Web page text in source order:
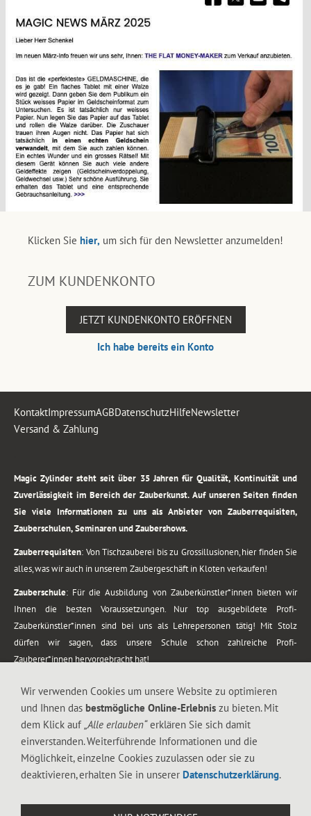
Klicken Sie hier, um sich für den Newsletter anzumelden!
ZUM KUNDENKONTO
JETZT KUNDENKONTO ERÖFFNEN
Ich habe bereits ein Konto
KontaktImpressumAGBDatenschutzHilfeNewsletter
Versand & Zahlung
Magic Zylinder steht seit über 35 Jahren für Qualität, Kontinuität und
Zuverlässigkeit im Bereich der Zauberkunst. Auf unseren Seiten finden
Sie viele Informationen zu uns als Anbieter von Zauberrequisiten,
Zauberschulen, Seminaren und Zaubershows.
Zauberrequisiten: Von Tischzauberei bis zu Grossillusionen, hier finden Sie
alles, was wir auch in unserem Zaubergeschäft in Kloten verkaufen!
Zauberschule: Für die Ausbildung von Zauberkünstler*innen bieten wir
Ihnen die besten Voraussetzungen. Nur top ausgebildete Profi-
Zauberkünstler*innen sind bei uns als Lehrepersonen tätig! Mit Stolz
dürfen wir sagen, dass unsere Schule schon zahlreiche Profi-
Zauberer*innen hervorgebracht hat!
vom Kinderprogramm bis zur Tischzauberei. Lassen Sie sich faszinieren von
meiner Zauber-Sprech-Show, angerührt mit sprachlichen Sequenzen,
gewürzt mit Gags und visuellen Illusionen wie Kaninchen, Vasen, Seilen,
Wir verwenden Cookies um unsere Website zu optimieren
und Ihnen das bestmögliche Online-Erlebnis zu bieten. Mit
dem Klick auf „Alle erlauben“erklären Sie sich damit
einverstanden. Weiterführende Informationen und die
Möglichkeit, einzelne Cookies zuzulassen oder sie zu
deaktivieren, erhalten Sie in unserer Datenschutzerklärung.